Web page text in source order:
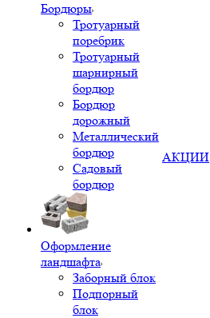
Бордюры
Тротуарный
поребрик
Тротуарный
шарнирный
бордюр
Бордюр
дорожный
Металлический
бордюр
Садовый
бордюр
Оформление
ландшафта
Заборный блок
Подпорный
блок
АКЦИИ